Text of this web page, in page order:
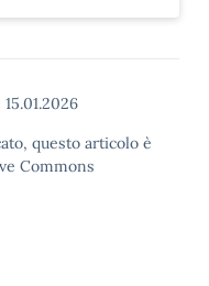
15.01.2026
questo articolo è
Commons